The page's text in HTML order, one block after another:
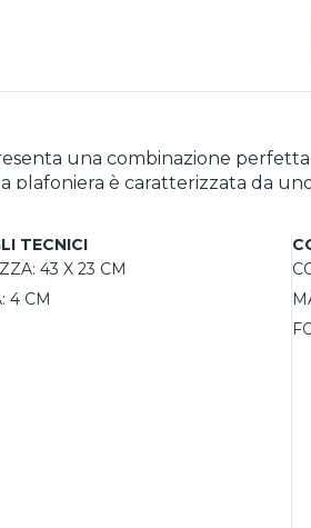
una combinazione
plafoniera è caratterizzata da
il basso, è l'ideale per
sostituibili e non richiedono
in diverse
TECNICI
43 X 23 CM
4 CM